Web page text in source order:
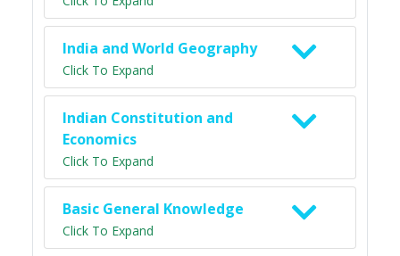
India and World Geography
Click To Expand
Indian Constitution and
Economics
Click To Expand
Basic General Knowledge
Click To Expand